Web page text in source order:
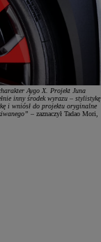
Aygo X. Projekt Juna
inny środek wyrazu – stylistykę
i wniósł do projektu oryginalne
– zaznaczył Tadao Mori,